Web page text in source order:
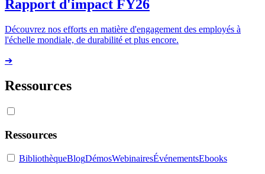
Rapport d'impact FY26
Découvrez nos efforts en matière d'engagement des employés à
l'échelle mondiale, de durabilité et plus encore.
➔
Ressources
Ressources
BibliothèqueBlogDémosWebinairesÉvénementsEbooks